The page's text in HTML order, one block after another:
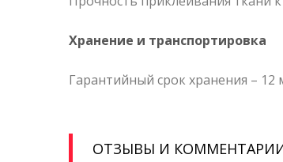
Хранение и транспортировка
Гарантийный срок хранения – 12
ОТЗЫВЫ И